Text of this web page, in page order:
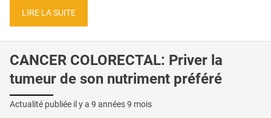
LIRE LA SUITE
CANCER COLORECTAL: Priver la
tumeur de son nutriment préféré
Actualité publiée il y a 9 années 9 mois